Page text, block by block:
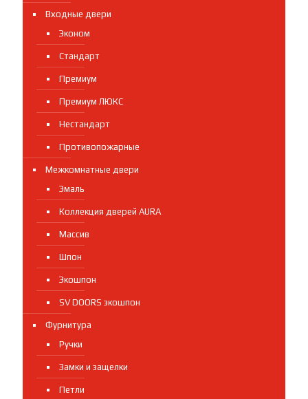
Входные двери
Эконом
Стандарт
Премиум
Премиум ЛЮКС
Нестандарт
Противопожарные
Межкомнатные двери
Эмаль
Коллекция дверей AURA
Массив
Шпон
Экошпон
SV DOORS экошпон
Фурнитура
Ручки
Замки и защелки
Петли